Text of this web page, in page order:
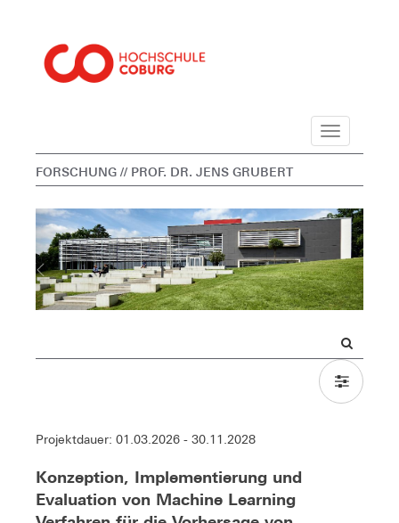
Navigation
FORSCHUNG // PROF. DR. JENS GRUBERT
Projektdauer: 01.03.2026 - 30.11.2028
Konzeption, Implementierung und
Evaluation von Machine Learning